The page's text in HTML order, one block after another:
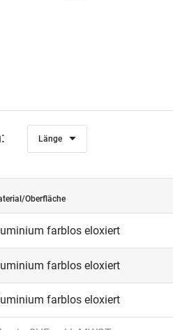
Länge
Oberfläche
farblos eloxiert
farblos eloxiert
farblos eloxiert